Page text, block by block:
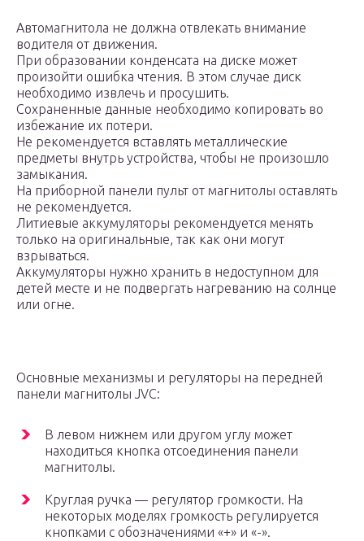
Автомагнитола не должна отвлекать внимание
водителя от движения.
При образовании конденсата на диске может
произойти ошибка чтения. В этом случае диск
необходимо извлечь и просушить.
Сохраненные данные необходимо копировать во
избежание их потери.
Не рекомендуется вставлять металлические
предметы внутрь устройства, чтобы не произошло
замыкания.
На приборной панели пульт от магнитолы оставлять
не рекомендуется.
Литиевые аккумуляторы рекомендуется менять
только на оригинальные, так как они могут
взрываться.
Аккумуляторы нужно хранить в недоступном для
детей месте и не подвергать нагреванию на солнце
или огне.
Основные механизмы и регуляторы на передней
панели магнитолы JVC:
В левом нижнем или другом углу может
находиться кнопка отсоединения панели
магнитолы.
Круглая ручка — регулятор громкости. На
некоторых моделях громкость регулируется
кнопками с обозначениями «+» и «-».